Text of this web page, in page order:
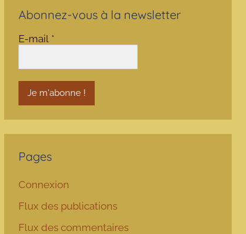
Abonnez-vous à la newsletter
E-mail *
Pages
Connexion
Flux des publications
Flux des commentaires